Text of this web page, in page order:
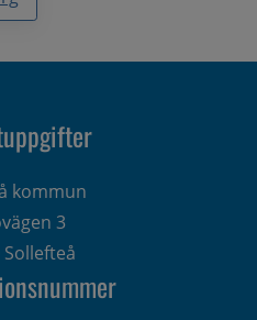
kommun
3
Sollefteå